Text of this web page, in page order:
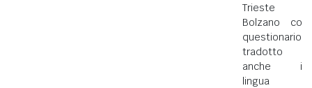
Trieste e
Bolzano con
questionario
tradotto
anche in
lingua